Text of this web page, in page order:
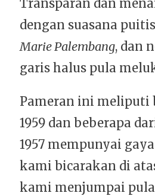
Transparan dan
dengan suasana
Marie Palembang, dan
garis halus pula
Pameran ini meliputi
1959 dan beberapa
1957 mempunyai
kami bicarakan di
kami menjumpai